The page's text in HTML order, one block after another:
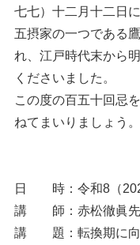
七七）十二月十二日
五摂家の一つである
れ、江戸時代末から
くださいました。
この度の百五十回忌
ねてまいりましょう。
日 時：令和8（
講 師：赤松徹眞先
講 題：転換期に向